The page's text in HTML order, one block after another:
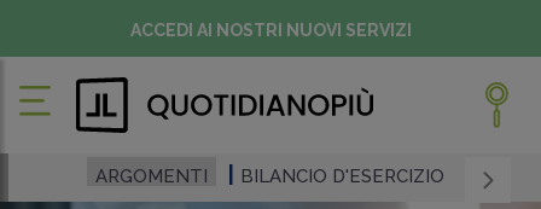
ACCEDI AI NOSTRI NUOVI SERVIZI
ARGOMENTI BILANCIO D'ESERCIZIO